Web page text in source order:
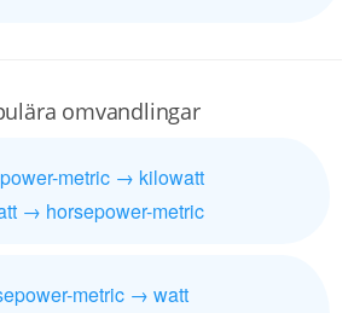
omvandlingar
metric → kilowatt
→ horsepower-metric
metric → watt